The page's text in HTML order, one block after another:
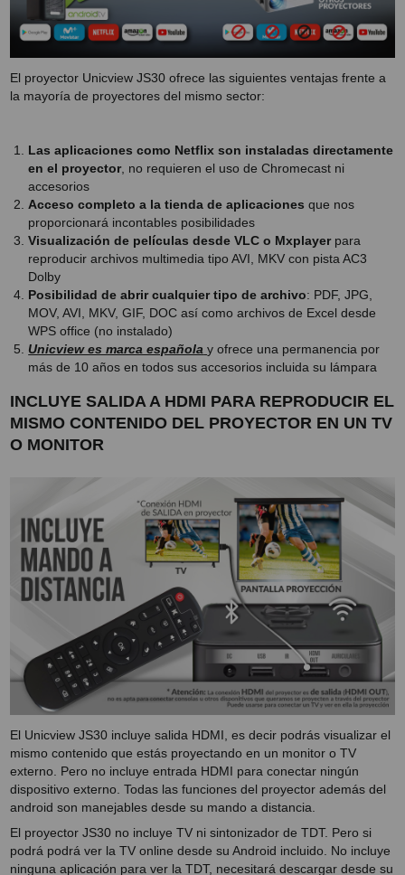
El proyector Unicview JS30 ofrece las siguientes ventajas frente a
la mayoría de proyectores del mismo sector:
Las aplicaciones como Netflix son instaladas directamente
en el proyector, no requieren el uso de Chromecast ni
accesorios
Acceso completo a la tienda de aplicaciones que nos
proporcionará incontables posibilidades
Visualización de películas desde VLC o Mxplayer para
reproducir archivos multimedia tipo AVI, MKV con pista AC3
Dolby
Posibilidad de abrir cualquier tipo de archivo: PDF, JPG,
MOV, AVI, MKV, GIF, DOC así como archivos de Excel desde
WPS office (no instalado)
Unicview es marca española y ofrece una permanencia por
más de 10 años en todos sus accesorios incluida su lámpara
INCLUYE SALIDA A HDMI PARA REPRODUCIR EL
MISMO CONTENIDO DEL PROYECTOR EN UN TV
O MONITOR
El Unicview JS30 incluye salida HDMI, es decir podrás visualizar el
mismo contenido que estás proyectando en un monitor o TV
externo. Pero no incluye entrada HDMI para conectar ningún
dispositivo externo. Todas las funciones del proyector además del
android son manejables desde su mando a distancia.
El proyector JS30 no incluye TV ni sintonizador de TDT. Pero si
podrá podrá ver la TV online desde su Android incluido. No incluye
ninguna aplicación para ver la TDT, necesitará descargar desde su